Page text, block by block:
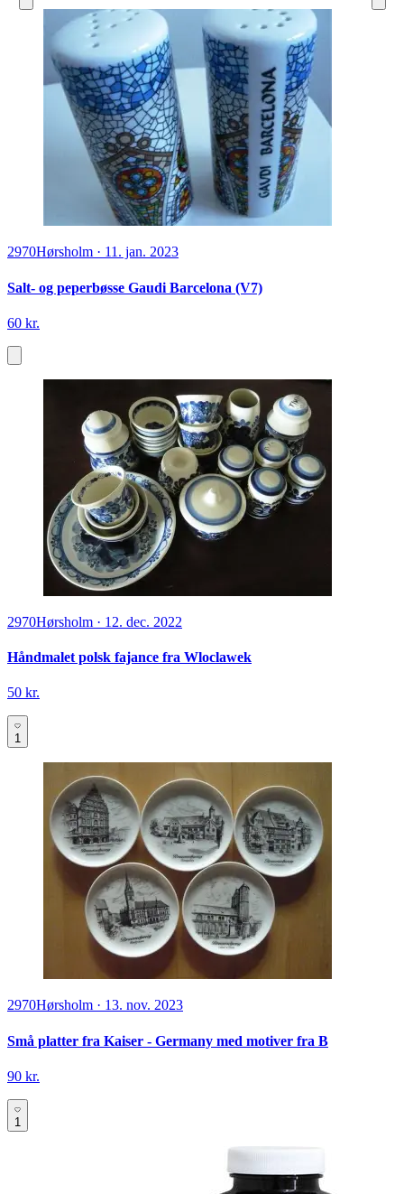
2970Hørsholm · 11. jan. 2023
Salt- og peperbøsse Gaudi Barcelona (V7)
60 kr.
2970Hørsholm · 12. dec. 2022
Håndmalet polsk fajance fra Wloclawek
50 kr.
1
2970Hørsholm · 13. nov. 2023
Små platter fra Kaiser - Germany med motiver fra B
90 kr.
1